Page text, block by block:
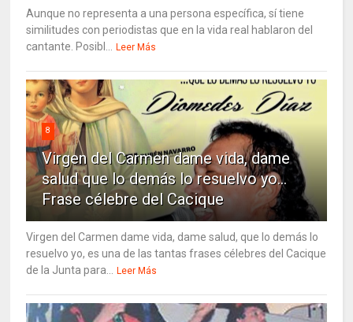
Aunque no representa a una persona específica, sí tiene
similitudes con periodistas que en la vida real hablaron del
cantante. Posibl... Leer Más
8
Virgen del Carmen dame vida, dame
salud que lo demás lo resuelvo yo…
Frase célebre del Cacique
Virgen del Carmen dame vida, dame salud, que lo demás lo
resuelvo yo, es una de las tantas frases célebres del Cacique
de la Junta para... Leer Más